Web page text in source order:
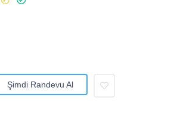
Şimdi Randevu Al